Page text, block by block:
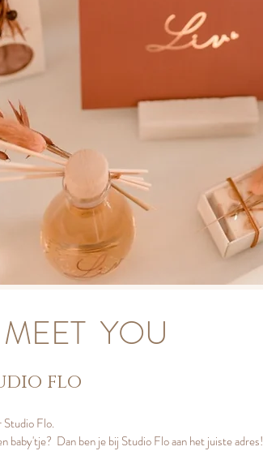
YOU
flo
Studio Flo.
baby'tje? Dan ben je bij Studio Flo aan het juiste adres!